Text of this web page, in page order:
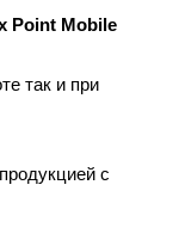
Point Mobile
так и при
с